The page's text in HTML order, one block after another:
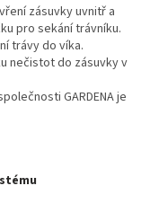
zásuvky uvnitř a
pro sekání trávníku.
trávy do víka.
nečistot do zásuvky v
GARDENA je